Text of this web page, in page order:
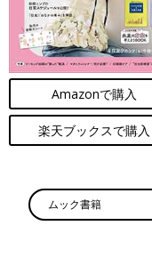
Amazonで購入
楽天ブックスで購入
ムック書籍